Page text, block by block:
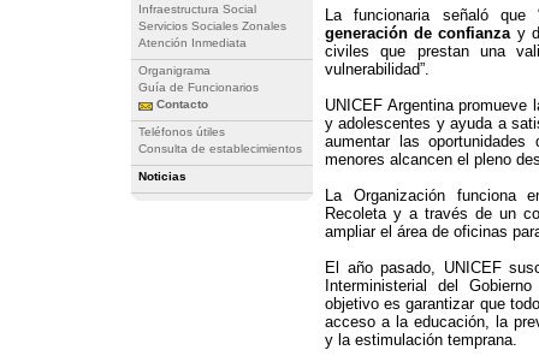
Infraestructura Social
Servicios Sociales Zonales
Atención Inmediata
Organigrama
Guía de Funcionarios
Contacto
Teléfonos útiles
Consulta de establecimientos
Noticias
La funcionaria señaló que
generación de confianzay
civiles que prestan una
vulnerabilidad”.
UNICEF Argentina
y adolescentes y ayuda a
aumentar las
menores alcancen el pleno
La Organización funciona
Recoleta y a través de un
ampliar el área de oficinas
El año pasado, UNICEF
Interministerial del
objetivo es garantizar que
acceso a la educación, la
y la estimulación temprana.